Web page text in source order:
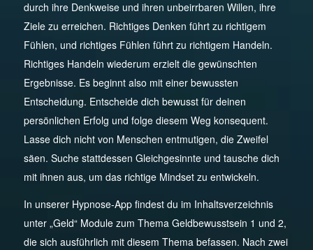
durch ihre Denkweise und ihren unbeirrbaren Willen, ihre
Ziele zu erreichen. Richtiges Denken führt zu richtigem
Fühlen, und richtiges Fühlen führt zu richtigem Handeln.
Richtiges Handeln wiederum erzielt die gewünschten
Ergebnisse. Es beginnt also mit einer bewussten
Entscheidung. Entscheide dich bewusst für deinen
persönlichen Erfolg und folge diesem Weg konsequent.
Lasse dich nicht von Menschen entmutigen, die Zweifel
säen. Suche stattdessen Gleichgesinnte und tausche dich
mit ihnen aus, um das richtige Mindset zu entwickeln.
In unserer Hypnose-App findest du im Inhaltsverzeichnis
unter „Geld“ Module zum Thema Geldbewusstsein 1 und 2,
die sich ausführlich mit diesem Thema befassen. Nach zwei